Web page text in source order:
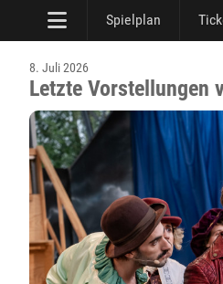
Spielplan
8. Juli 2026
Letzte Vorstellungen